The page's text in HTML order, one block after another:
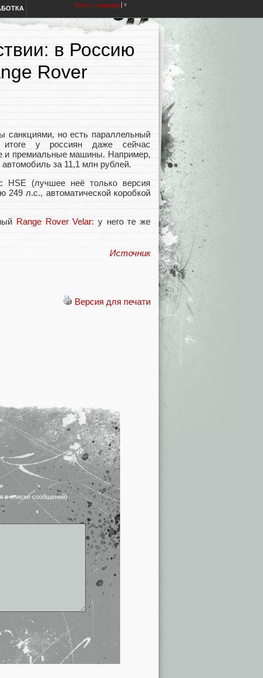
Select Language ▼
в Россию
Rover
санкциями, но есть параллельный
у россиян даже сейчас
и премиальные машины. Например,
за 11,1 млн рублей.
HSE (лучшее неё только версия
л.с., автоматической коробкой
Range Rover Velar: у него те же
Источник
Версия для печати
в списке сообщений)